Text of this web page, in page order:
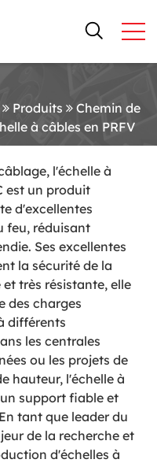
Produits
Chemin de
à câbles en PRFV
l'échelle à
est un produit
d'excellentes
feu, réduisant
Ses excellentes
la sécurité de la
très résistante, elle
des charges
différents
les centrales
ou les projets de
hauteur, l'échelle à
un support fiable et
tant que leader du
de la recherche et
d'échelles à